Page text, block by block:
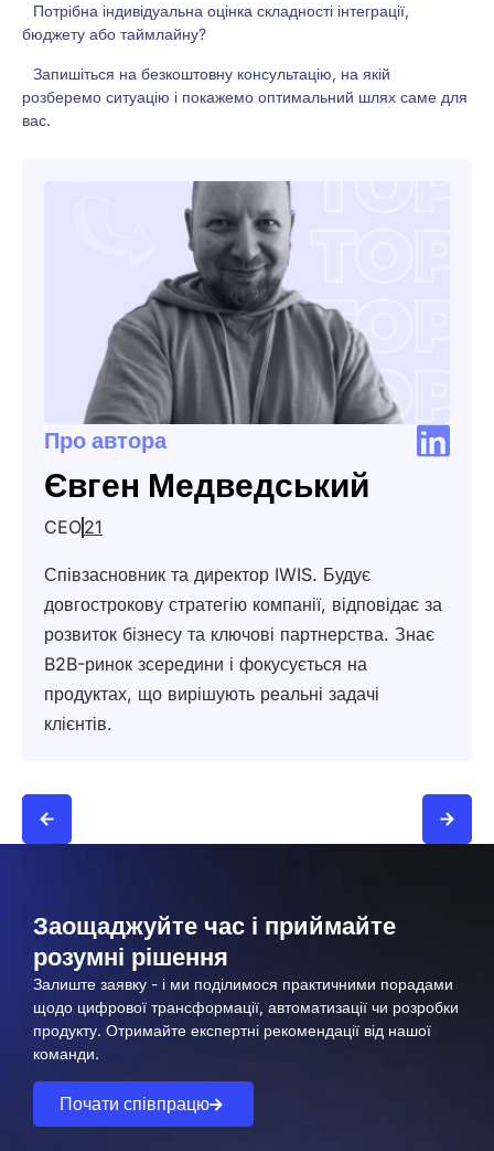
Потрібна індивідуальна оцінка складності інтеграції,
бюджету або таймлайну?
Запишіться на безкоштовну консультацію, на якій
розберемо ситуацію і покажемо оптимальний шлях саме для
вас.
Про автора
Євген Медведський
CEO21
Співзасновник та директор IWIS. Будує
довгострокову стратегію компанії, відповідає за
розвиток бізнесу та ключові партнерства. Знає
B2B-ринок зсередини і фокусується на
продуктах, що вирішують реальні задачі
клієнтів.
Заощаджуйте час і приймайте
розумні рішення
Залиште заявку - і ми поділимося практичними порадами
щодо цифрової трансформації, автоматизації чи розробки
продукту. Отримайте експертні рекомендації від нашої
команди.
Почати співпрацю